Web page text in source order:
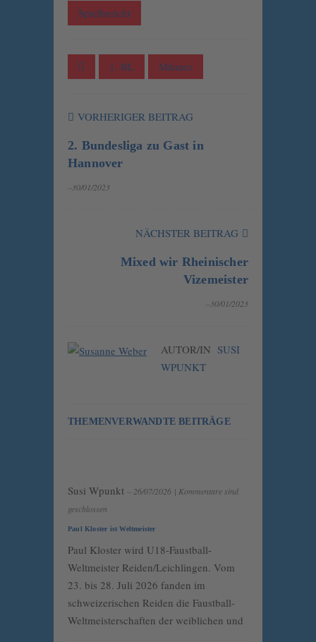
Spielbericht
1. BL Männer
VORHERIGER BEITRAG
2. Bundesliga zu Gast in
Hannover
–30/01/2023
NÄCHSTER BEITRAG
Mixed wir Rheinischer
Vizemeister
–30/01/2023
AUTOR/IN SUSI
WPUNKT
THEMENVERWANDTE BEITRÄGE
Susi Wpunkt – 26/07/2026 | Kommentare sind
geschlossen
Paul Kloster ist Weltmeister
Paul Kloster wird U18-Faustball-
Weltmeister Reiden/Leichlingen. Vom
23. bis 28. Juli 2026 fanden im
schweizerischen Reiden die Faustball-
Weltmeisterschaften der weiblichen und